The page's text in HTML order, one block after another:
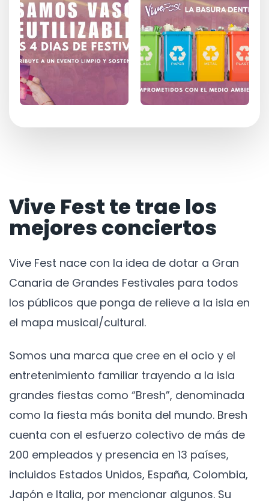
Vive Fest te trae los
mejores conciertos
Vive Fest nace con la idea de dotar a Gran
Canaria de Grandes Festivales para todos
los públicos que ponga de relieve a la isla en
el mapa musical/cultural.
Somos una marca que cree en el ocio y el
entretenimiento familiar trayendo a la isla
grandes fiestas como “Bresh”, denominada
como la fiesta más bonita del mundo. Bresh
cuenta con el esfuerzo colectivo de más de
200 empleados y presencia en 13 países,
incluidos Estados Unidos, España, Colombia,
Japón e Italia, por mencionar algunos. Su